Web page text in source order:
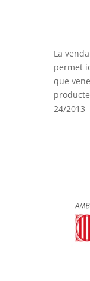
La
permet
que
24/2013